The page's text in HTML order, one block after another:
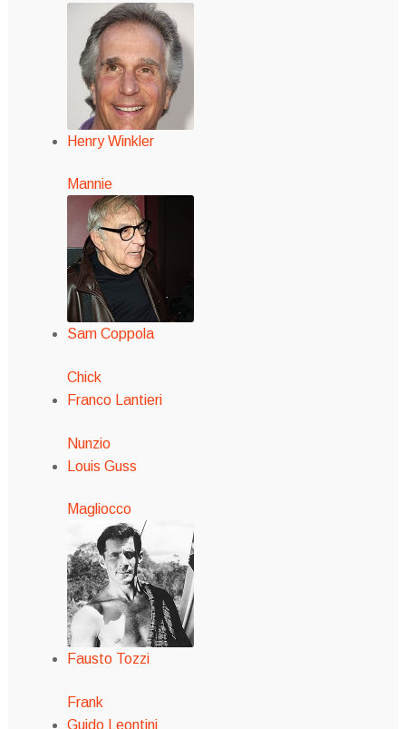
Henry Winkler
Mannie
Sam Coppola
Chick
Franco Lantieri
Nunzio
Louis Guss
Magliocco
Fausto Tozzi
Frank
Guido Leontini